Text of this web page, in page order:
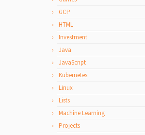
GCP
HTML
Investment
Java
JavaScript
Kubernetes
Linux
Lists
Machine Learning
Projects